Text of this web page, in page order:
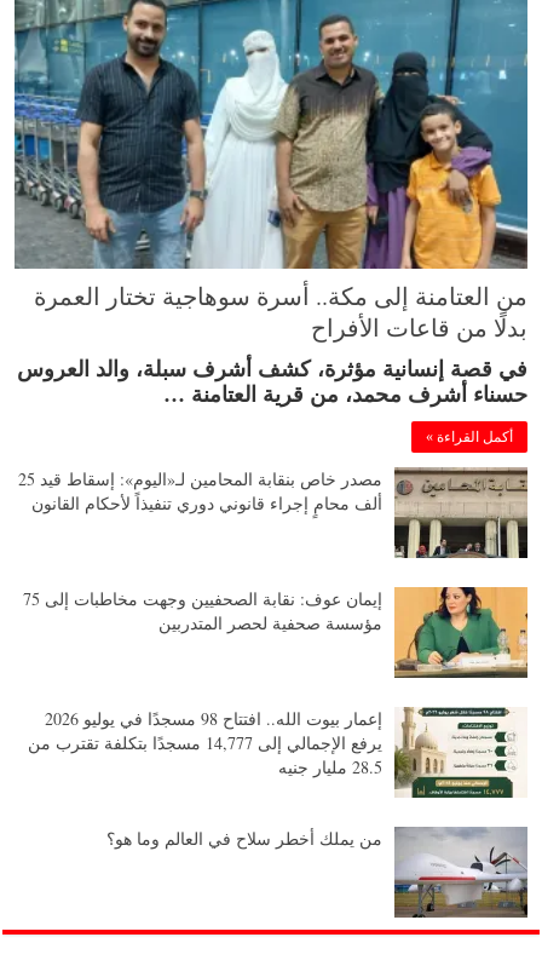
من العتامنة إلى مكة.. أسرة سوهاجية تختار العمرة
بدلًا من قاعات الأفراح
في قصة إنسانية مؤثرة، كشف أشرف سبلة، والد العروس
حسناء أشرف محمد، من قرية العتامنة …
أكمل القراءة »
مصدر خاص بنقابة المحامين لـ«اليوم»: إسقاط قيد 25
ألف محامٍ إجراء قانوني دوري تنفيذاً لأحكام القانون
إيمان عوف: نقابة الصحفيين وجهت مخاطبات إلى 75
مؤسسة صحفية لحصر المتدربين
إعمار بيوت الله.. افتتاح 98 مسجدًا في يوليو 2026
يرفع الإجمالي إلى 14,777 مسجدًا بتكلفة تقترب من
28.5 مليار جنيه
من يملك أخطر سلاح في العالم وما هو؟